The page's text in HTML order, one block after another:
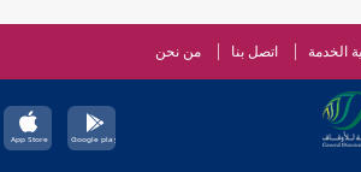
الخدمة اتصل بنا من نحن